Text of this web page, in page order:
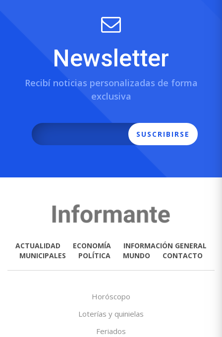
Newsletter
Recibí noticias personalizadas de forma
exclusiva
SUSCRIBIRSE
ACTUALIDAD ECONOMÍA
INFORMACIÓN GENERAL
MUNICIPALES
POLÍTICA MUNDO CONTACTO
Horóscopo
Loterías y quinielas
Feriados